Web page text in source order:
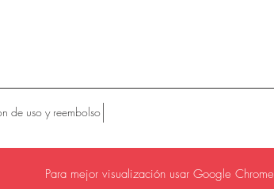
de uso y reembolso
Para mejor visualización usar Google Chrome